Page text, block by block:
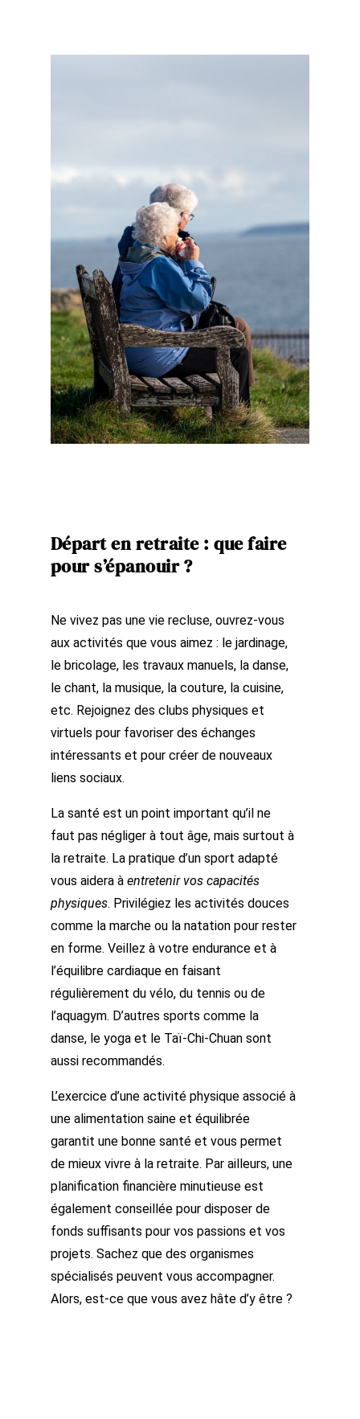
Départ en retraite : que faire
pour s’épanouir ?
Ne vivez pas une vie recluse, ouvrez-vous
aux activités que vous aimez : le jardinage,
le bricolage, les travaux manuels, la danse,
le chant, la musique, la couture, la cuisine,
etc. Rejoignez des clubs physiques et
virtuels pour favoriser des échanges
intéressants et pour créer de nouveaux
liens sociaux.
La santé est un point important qu’il ne
faut pas négliger à tout âge, mais surtout à
la retraite. La pratique d’un sport adapté
vous aidera à entretenir vos capacités
physiques. Privilégiez les activités douces
comme la marche ou la natation pour rester
en forme. Veillez à votre endurance et à
l’équilibre cardiaque en faisant
régulièrement du vélo, du tennis ou de
l’aquagym. D’autres sports comme la
danse, le yoga et le Taï-Chi-Chuan sont
aussi recommandés.
L’exercice d’une activité physique associé à
une alimentation saine et équilibrée
garantit une bonne santé et vous permet
de mieux vivre à la retraite. Par ailleurs, une
planification financière minutieuse est
également conseillée pour disposer de
fonds suffisants pour vos passions et vos
projets. Sachez que des organismes
spécialisés peuvent vous accompagner.
Alors, est-ce que vous avez hâte d’y être ?